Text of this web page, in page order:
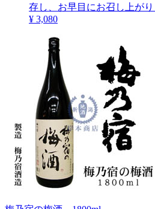
存し、お早目にお召し上がり
¥ 3,080